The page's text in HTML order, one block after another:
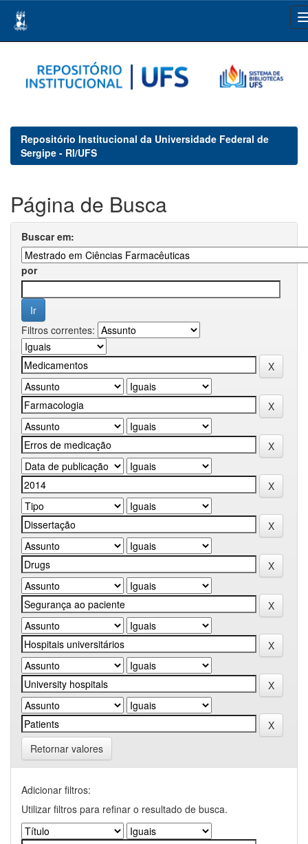
navigation
Repositório Institucional da Universidade Federal de
Sergipe - RI/UFS
Página de Busca
Buscar em:
por
Filtros correntes:
Retornar valores
Adicionar filtros:
Utilizar filtros para refinar o resultado de busca.